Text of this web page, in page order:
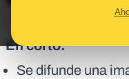
En corto:
Se difunde una